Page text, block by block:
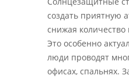
создать приятную
снижая
Это особенно
люди проводят
офисах, спальнях.